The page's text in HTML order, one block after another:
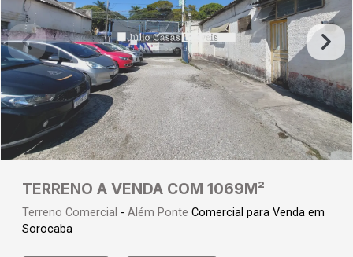
TERRENO A VENDA COM 1069M²
Terreno Comercial - Além Ponte Comercial para Venda em
Sorocaba